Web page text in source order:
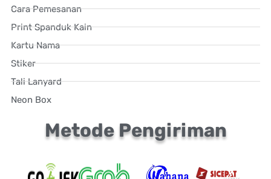
Cara Pemesanan
Print Spanduk Kain
Kartu Nama
Stiker
Tali Lanyard
Neon Box
Metode Pengiriman